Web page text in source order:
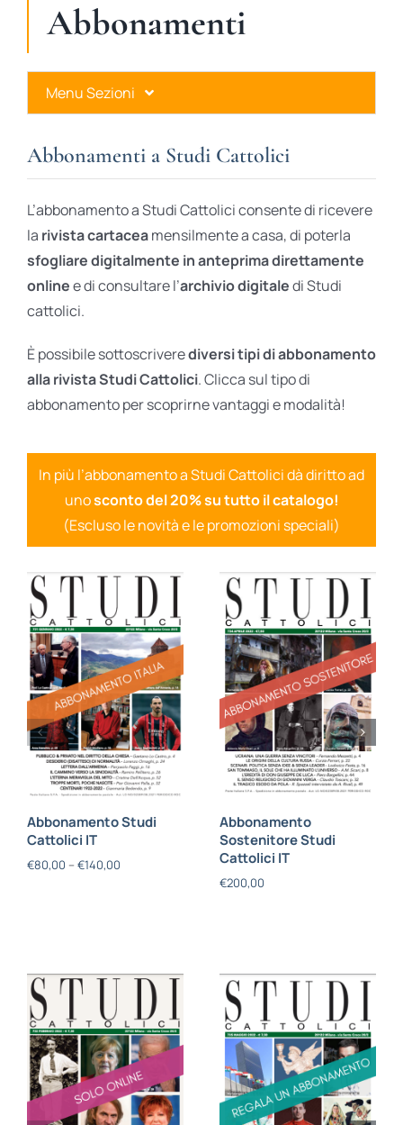
Abbonamenti
Menu Sezioni
Ares Gold
Ares Digital
Ares Gift Card
Abbonamenti a Studi Cattolici
L’abbonamento a Studi Cattolici consente di ricevere
la rivista cartaceamensilmente a casa, di poterla
sfogliare digitalmente in anteprima direttamente
onlinee di consultare l’archivio digitaledi Studi
cattolici.
È possibile sottoscriverediversi tipi di abbonamento
alla rivista Studi Cattolici. Clicca sul tipo di
abbonamento per scoprirne vantaggi e modalità!
In più l’abbonamento a Studi Cattolici dà diritto ad
unosconto del 20% su tutto il catalogo!
(Escluso le novità e le promozioni speciali)
Abbonamento Studi
Cattolici IT
€80,00 – €140,00
Abbonamento
Sostenitore Studi
Cattolici IT
€200,00